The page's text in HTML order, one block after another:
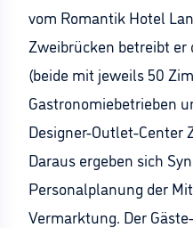
vom Romantik Hotel
Zweibrücken betreibt er
(beide mit jeweils 50
Gastronomiebetrieben
Designer-Outlet-Center
Daraus ergeben sich
Personalplanung der
Vermarktung. Der